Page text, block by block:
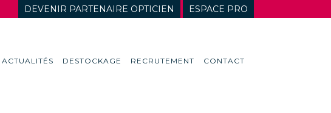
DEVENIR PARTENAIRE OPTICIEN ESPACE PRO
ACTUALITÉS DESTOCKAGE RECRUTEMENT CONTACT